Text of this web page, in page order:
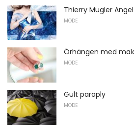
Thierry Mugler Angel
MODE
Örhängen med
MODE
Gult paraply
MODE